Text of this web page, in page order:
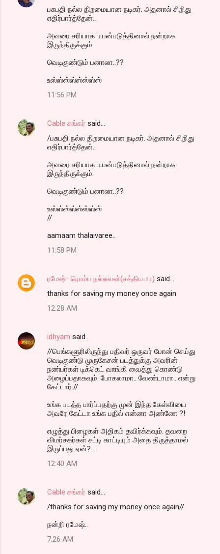
பசுபதி நல்ல திறமையான நடிகர். அதனால் சிறிது
எதிர்பார்த்தேன்..
அவரை சரியாக பயன்படுத்தினால் நன்றாக
இருந்திருக்கும்.
வெடிகுண்டும் பனாலா..??
உஸ்ஸ்ஸ்ஸ்ஸ்ஸ்ஸ்ஸ்
11:56 PM
Cable சங்கர் said…
/பசுபதி நல்ல திறமையான நடிகர். அதனால் சிறிது
எதிர்பார்த்தேன்..
அவரை சரியாக பயன்படுத்தினால் நன்றாக
இருந்திருக்கும்.
வெடிகுண்டும் பனாலா..??
உஸ்ஸ்ஸ்ஸ்ஸ்ஸ்ஸ்ஸ்
//
aamaam thalaivaree..
11:58 PM
ரமேஷ்- ரொம்ப நல்லவன்(சத்தியமா) said…
thanks for saving my money once again
12:28 AM
idhyam said…
//பெங்களூரிலிருந்து பதிவர் ஒருவர் போன் செய்து
வெடிகுண்டு முருகேசன் படத்துக்கு அவரின்
நண்பர்கள் டிக்கெட் வாங்கி வைத்து கொண்டு
அழைப்பதாகவும். போகலாமா.. வேண்டாமா.. என்று
கேட்டார்.//
உங்க படத்த பார்ப்பதற்கு முன் இந்த கேள்வியை
அவரே கேட்டா உங்க பதில் என்னா அண்ணே ?!
எழுத்து பிழைகள் அதிகம் தவிர்க்கவும். தவறை
விமர்சகர்கள் சுட்டி காட்டியும் அதை திருத்தாமல்
இருப்பது ஏன்?.....
12:40 AM
Cable சங்கர் said…
/thanks for saving my money once again//
நன்றி ரமேஷ்..
7:26 AM